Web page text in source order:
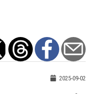
2025-09-02